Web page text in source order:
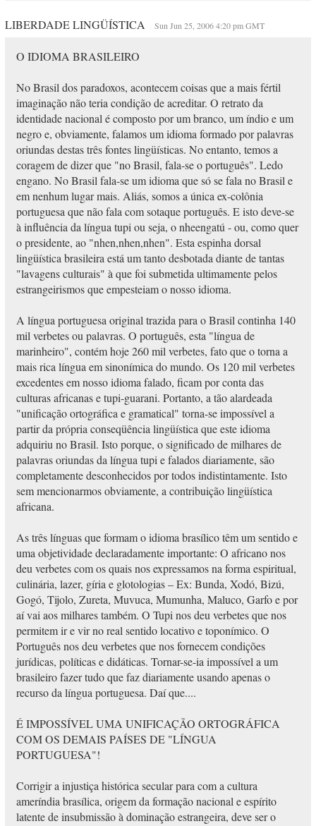
LIBERDADE LINGÜÍSTICA Sun Jun 25, 2006 4:20 pm GMT
O IDIOMA BRASILEIRO
No Brasil dos paradoxos, acontecem coisas que a mais fértil
imaginação não teria condição de acreditar. O retrato da
identidade nacional é composto por um branco, um índio e um
negro e, obviamente, falamos um idioma formado por palavras
oriundas destas três fontes lingüísticas. No entanto, temos a
coragem de dizer que "no Brasil, fala-se o português". Ledo
engano. No Brasil fala-se um idioma que só se fala no Brasil e
em nenhum lugar mais. Aliás, somos a única ex-colônia
portuguesa que não fala com sotaque português. E isto deve-se
à influência da língua tupi ou seja, o nheengatú - ou, como quer
o presidente, ao "nhen,nhen,nhen". Esta espinha dorsal
lingüística brasileira está um tanto desbotada diante de tantas
"lavagens culturais" à que foi submetida ultimamente pelos
estrangeirismos que empesteiam o nosso idioma.
A língua portuguesa original trazida para o Brasil continha 140
mil verbetes ou palavras. O português, esta "língua de
marinheiro", contém hoje 260 mil verbetes, fato que o torna a
mais rica língua em sinonímica do mundo. Os 120 mil verbetes
excedentes em nosso idioma falado, ficam por conta das
culturas africanas e tupi-guarani. Portanto, a tão alardeada
"unificação ortográfica e gramatical" torna-se impossível a
partir da própria conseqüência lingüística que este idioma
adquiriu no Brasil. Isto porque, o significado de milhares de
palavras oriundas da língua tupi e falados diariamente, são
completamente desconhecidos por todos indistintamente. Isto
sem mencionarmos obviamente, a contribuição lingüística
africana.
As três línguas que formam o idioma brasílico têm um sentido e
uma objetividade declaradamente importante: O africano nos
deu verbetes com os quais nos expressamos na forma espiritual,
culinária, lazer, gíria e glotologias – Ex: Bunda, Xodó, Bizú,
Gogó, Tijolo, Zureta, Muvuca, Mumunha, Maluco, Garfo e por
aí vai aos milhares também. O Tupi nos deu verbetes que nos
permitem ir e vir no real sentido locativo e toponímico. O
Português nos deu verbetes que nos fornecem condições
jurídicas, políticas e didáticas. Tornar-se-ia impossível a um
brasileiro fazer tudo que faz diariamente usando apenas o
recurso da língua portuguesa. Daí que....
É IMPOSSÍVEL UMA UNIFICAÇÃO ORTOGRÁFICA
COM OS DEMAIS PAÍSES DE "LÍNGUA
PORTUGUESA"!
Corrigir a injustiça histórica secular para com a cultura
ameríndia brasílica, origem da formação nacional e espírito
latente de insubmissão à dominação estrangeira, deve ser o